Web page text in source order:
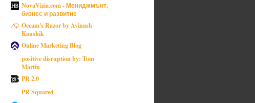
NovaVizia.com - Мениджмънт,
бизнес и развитие
Occam's Razor by Avinash
Kaushik
Online Marketing Blog
positive disruption by: Tom
Martin
PR 2.0
PR Squared